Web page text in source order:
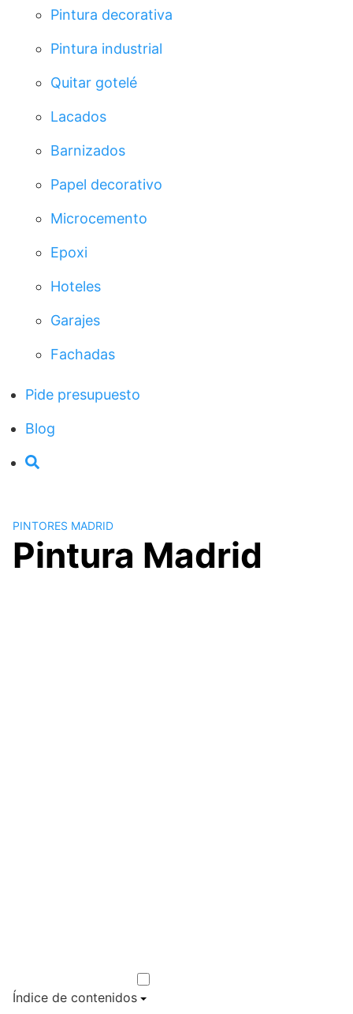
Pintura decorativa
Pintura industrial
Quitar gotelé
Lacados
Barnizados
Papel decorativo
Microcemento
Epoxi
Hoteles
Garajes
Fachadas
Pide presupuesto
Blog
PINTORES MADRID
Pintura Madrid
Índice de contenidos